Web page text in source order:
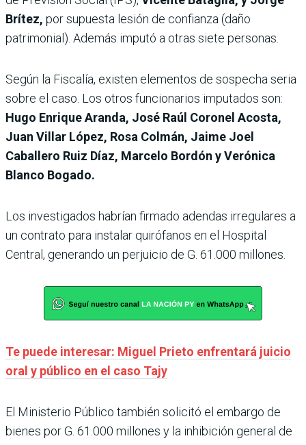
Brítez, por supuesta lesión de confianza (daño
patrimonial). Además imputó a otras siete personas.
Según la Fiscalía, existen elementos de sospecha seria
sobre el caso. Los otros funcionarios imputados son:
Hugo Enrique Aranda, José Raúl Coronel Acosta,
Juan Villar López, Rosa Colmán, Jaime Joel
Caballero Ruiz Díaz, Marcelo Bordón y Verónica
Blanco Bogado.
Los investigados habrían firmado adendas irregulares a
un contrato para instalar quirófanos en el Hospital
Central, generando un perjuicio de G. 61.000 millones.
Te puede interesar: Miguel Prieto enfrentará juicio
oral y público en el caso Tajy
El Ministerio Público también solicitó el embargo de
bienes por G. 61.000 millones y la inhibición general de